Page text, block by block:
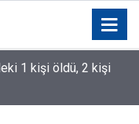
Barışla Son